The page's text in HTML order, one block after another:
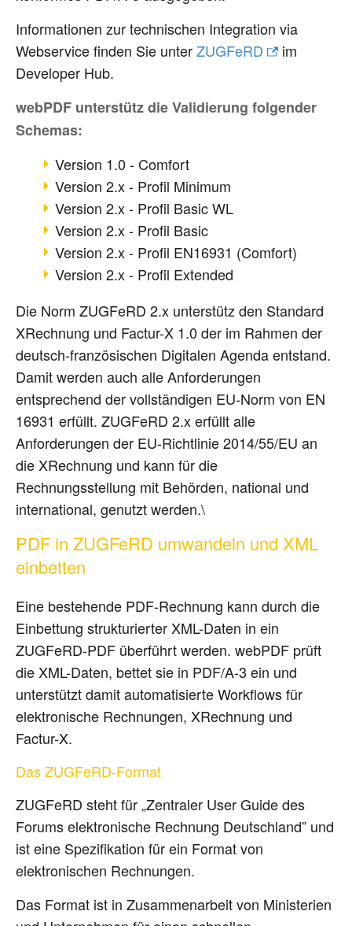
Informationen zur technischen Integration via
Webservice finden Sie unterZUGFeRD
im
Developer Hub.
webPDF unterstütz die Validierung folgender
Schemas:
Version 1.0 - Comfort
Version 2.x - Profil Minimum
Version 2.x - Profil Basic WL
Version 2.x - Profil Basic
Version 2.x - Profil EN16931 (Comfort)
Version 2.x - Profil Extended
Die Norm ZUGFeRD 2.x unterstütz den Standard
XRechnung und Factur-X 1.0 der im Rahmen der
deutsch-französischen Digitalen Agenda entstand.
Damit werden auch alle Anforderungen
entsprechend der vollständigen EU-Norm von EN
16931 erfüllt. ZUGFeRD 2.x erfüllt alle
Anforderungen der EU-Richtlinie 2014/55/EU an
die XRechnung und kann für die
Rechnungsstellung mit Behörden, national und
international, genutzt werden.\
PDF in ZUGFeRD umwandeln und XML
einbetten
Eine bestehende PDF-Rechnung kann durch die
Einbettung strukturierter XML-Daten in ein
ZUGFeRD-PDF überführt werden. webPDF prüft
die XML-Daten, bettet sie in PDF/A-3 ein und
unterstützt damit automatisierte Workflows für
elektronische Rechnungen, XRechnung und
Factur-X.
Das ZUGFeRD-Format
ZUGFeRD steht für „Zentraler User Guide des
Forums elektronische Rechnung Deutschland” und
ist eine Spezifikation für ein Format von
elektronischen Rechnungen.
Das Format ist in Zusammenarbeit von Ministerien